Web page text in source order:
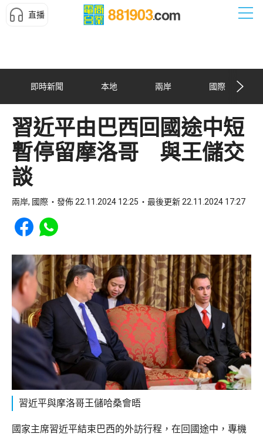
直播
即時新聞 本地 兩岸 國際
習近平由巴西回國途中短
暫停留摩洛哥 與王儲交
談
兩岸, 國際 發佈 22.11.2024 12:25 最後更新 22.11.2024 17:27
Share to Facebook
Share to WhatsApp
習近平與摩洛哥王儲哈桑會晤
國家主席習近平結束巴西的外訪行程，在回國途中，專機